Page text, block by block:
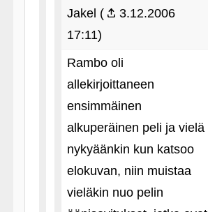
Jakel (
3.12.2006
17:11)
Rambo oli
allekirjoittaneen
ensimmäinen
alkuperäinen peli ja vielä
nykyäänkin kun katsoo
elokuvan, niin muistaa
vieläkin nuo pelin